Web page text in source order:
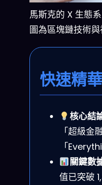
馬斯克的 X 生態
圖為區塊鏈技術
快速精
核心結
「超級
「
關鍵數
值已突破